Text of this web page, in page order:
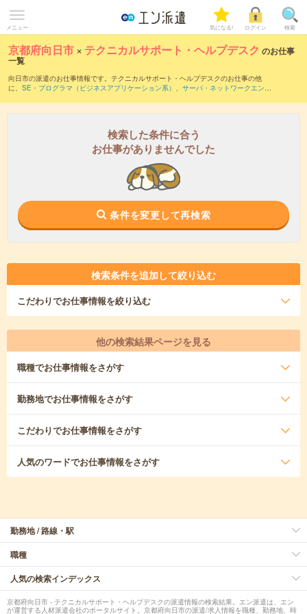
メニュー 気になる! ログイン 検索
京都府向日市 × テクニカルサポート・ヘルプデスク のお仕事
一覧
向日市の派遣のお仕事情報です。テクニカルサポート・ヘルプデスクのお仕事の他
に、 SE・プログラマ（ビジネスアプリケーション系） 、 サーバ・ネットワークエンジ
サポート・ヘルプデスクのお仕事とは？とは？
検索した条件に合う
お仕事がありませんでした
条件を変更して再検索
検索条件を追加して絞り込む
こだわりでお仕事情報を絞り込む
他の検索結果ページを見る
職種でお仕事情報をさがす
勤務地でお仕事情報をさがす
こだわりでお仕事情報をさがす
人気のワードでお仕事情報をさがす
勤務地 / 路線・駅
職種
人気の検索インデックス
京都府向日市 - テクニカルサポート・ヘルプデスクの派遣情報の検索結果。エン派遣は、エン
が運営する人材派遣会社のポータルサイト。京都府向日市の派遣/求人情報を職種、勤務地、時